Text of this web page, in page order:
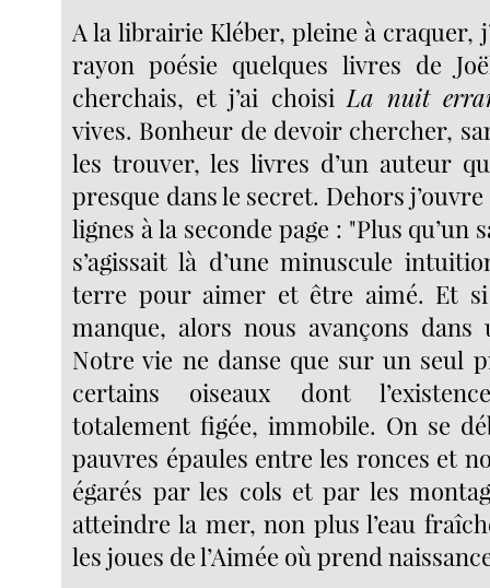
A la librairie Kléber, pleine à craquer,
rayon poésie quelques livres de
cherchais, et j’ai choisiLa nuit
vives. Bonheur de devoir chercher,
les trouver, les livres d’un auteur
presque dans le secret. Dehors
lignes à la seconde page : "Plus qu’un
s’agissait là d’une minuscule
terre pour aimer et être aimé. Et si
manque, alors nous avançons dans
Notre vie ne danse que sur un seul
certains oiseaux dont
totalement figée, immobile. On se
pauvres épaules entre les ronces et
égarés par les cols et par les
atteindre la mer, non plus l’eau
les joues de l’Aimée où prend